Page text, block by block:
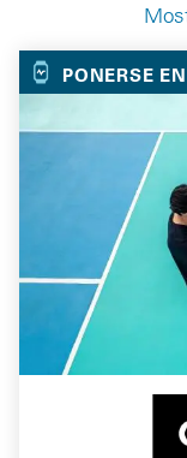
YourPONERSE